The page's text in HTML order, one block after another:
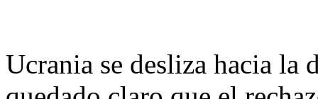
Ucrania se desliza hacia